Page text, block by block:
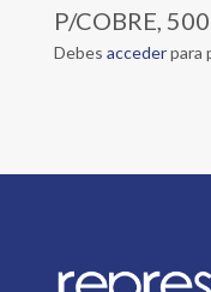
P/COBRE,
Debes accederpara